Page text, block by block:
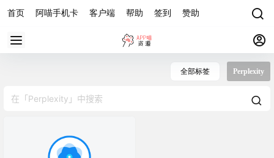
首页 阿喵手机卡 客户端 帮助 签到 赞助
全部标签 Perplexity